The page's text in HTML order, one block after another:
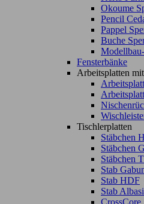
Okoume
Pencil
Pappel
Buche
Fensterbänke
Arbeitsplatten
Tischlerplatten
Stäbchen
Stäbchen
Stäbchen
Stab
Stab HDF
Stab